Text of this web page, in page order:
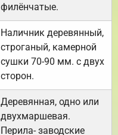
филёнчатые.
Наличник деревянный,
строганый, камерной
сушки 70-90 мм. с двух
сторон.
Деревянная, одно или
двухмаршевая.
Перила- заводские